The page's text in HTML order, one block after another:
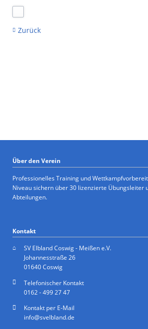
Zurück
Über den Verein
Professionelles Training und
Niveau sichern über 30 lizenzierte Übungsleiter
Abteilungen.
Kontakt
SV Elbland Coswig - Meißen e.V.
Johannesstraße 26
01640 Coswig
Telefonischer Kontakt
0162 - 499 27 47
Kontakt per E-Mail
info@svelbland.de